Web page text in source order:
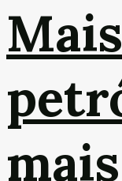
Mais